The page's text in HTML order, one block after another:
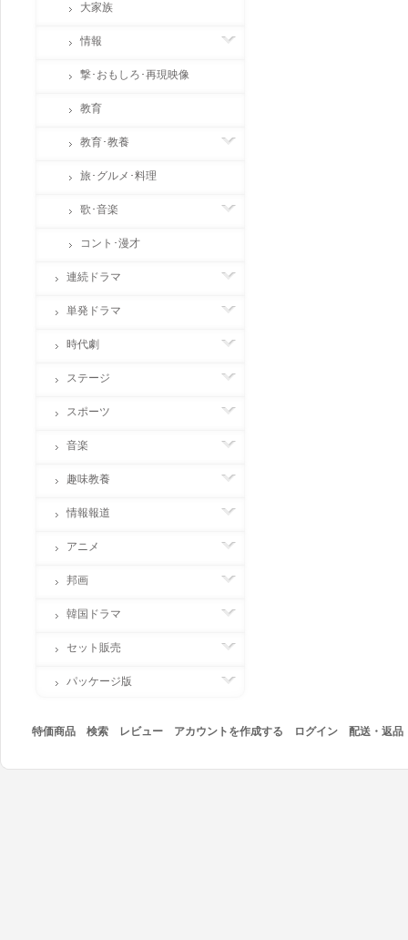
大家族
情報
撃･おもしろ･再現映像
教育
教育･教養
旅･グルメ･料理
歌･音楽
コント･漫才
連続ドラマ
単発ドラマ
時代劇
ステージ
スポーツ
音楽
趣味教養
情報報道
アニメ
邦画
韓国ドラマ
セット販売
パッケージ版
特価商品 検索 レビュー アカウントを作成する ログイン 配送・返品